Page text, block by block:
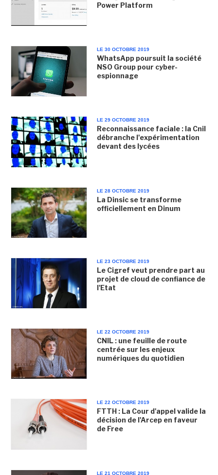
Power Platform
LE 30 OCTOBRE 2019
WhatsApp poursuit la société
NSO Group pour cyber-
espionnage
LE 29 OCTOBRE 2019
Reconnaissance faciale : la Cnil
débranche l'expérimentation
devant des lycées
LE 28 OCTOBRE 2019
La Dinsic se transforme
officiellement en Dinum
LE 23 OCTOBRE 2019
Le Cigref veut prendre part au
projet de cloud de confiance de
l'Etat
LE 22 OCTOBRE 2019
CNIL : une feuille de route
centrée sur les enjeux
numériques du quotidien
LE 22 OCTOBRE 2019
FTTH : La Cour d'appel valide la
décision de l'Arcep en faveur
de Free
LE 21 OCTOBRE 2019